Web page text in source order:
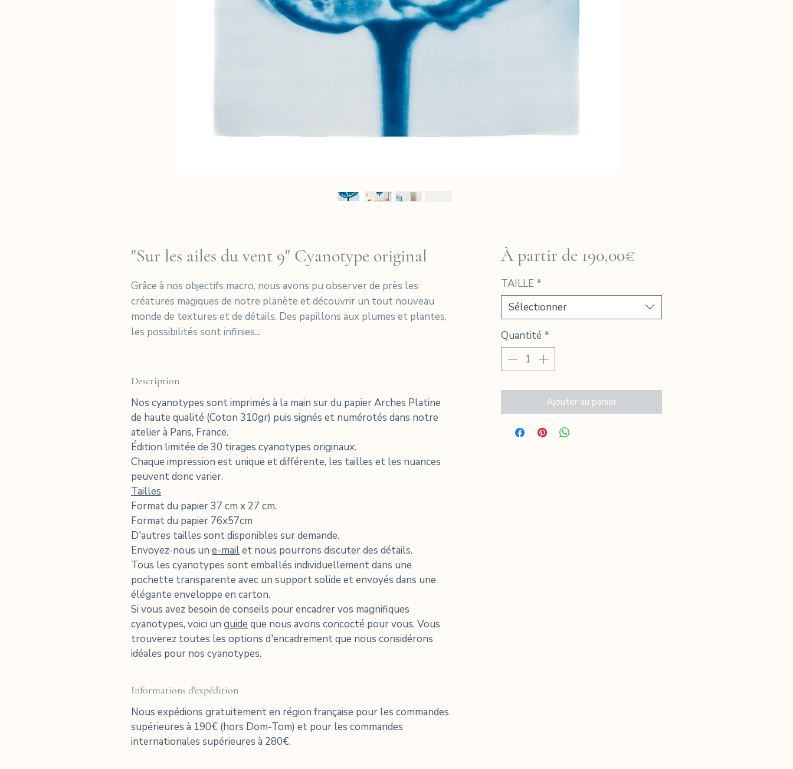
"Sur les ailes du vent 9" Cyanotype original
Grâce à nos objectifs macro, nous avons pu observer de près les
créatures magiques de notre planète et découvrir un tout nouveau
monde de textures et de détails. Des papillons aux plumes et plantes,
les possibilités sont infinies...
Description
Nos cyanotypes sont imprimés à la main sur du papier Arches Platine
de haute qualité (Coton 310gr) puis signés et numérotés dans notre
atelier à Paris, France.
Édition limitée de 30 tirages cyanotypes originaux.
Chaque impression est unique et différente, les tailles et les nuances
peuvent donc varier.
Tailles
Format du papier 37 cm x 27 cm.
Format du papier 76x57cm
D'autres tailles sont disponibles sur demande.
Envoyez-nous un e-mailet nous pourrons discuter des détails.
Tous les cyanotypes sont emballés individuellement dans une
pochette transparente avec un support solide et envoyés dans une
élégante enveloppe en carton.
Si vous avez besoin de conseils pour encadrer vos magnifiques
cyanotypes, voici un guide que nous avons concocté pour vous. Vous
trouverez toutes les options d'encadrement que nous considérons
idéales pour nos cyanotypes.
Informations d'expédition
Nous expédions gratuitement en région française pour les commandes
supérieures à 190€ (hors Dom-Tom) et pour les commandes
internationales supérieures à 280€.
À partir de 190,00€Prix
TAILLE *
Sélectionner
Quantité *
Ajouter au panier